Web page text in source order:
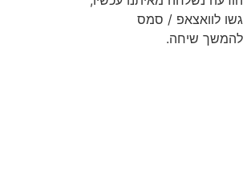
גשו לוואצאפ / סמס
להמשך שיחה.